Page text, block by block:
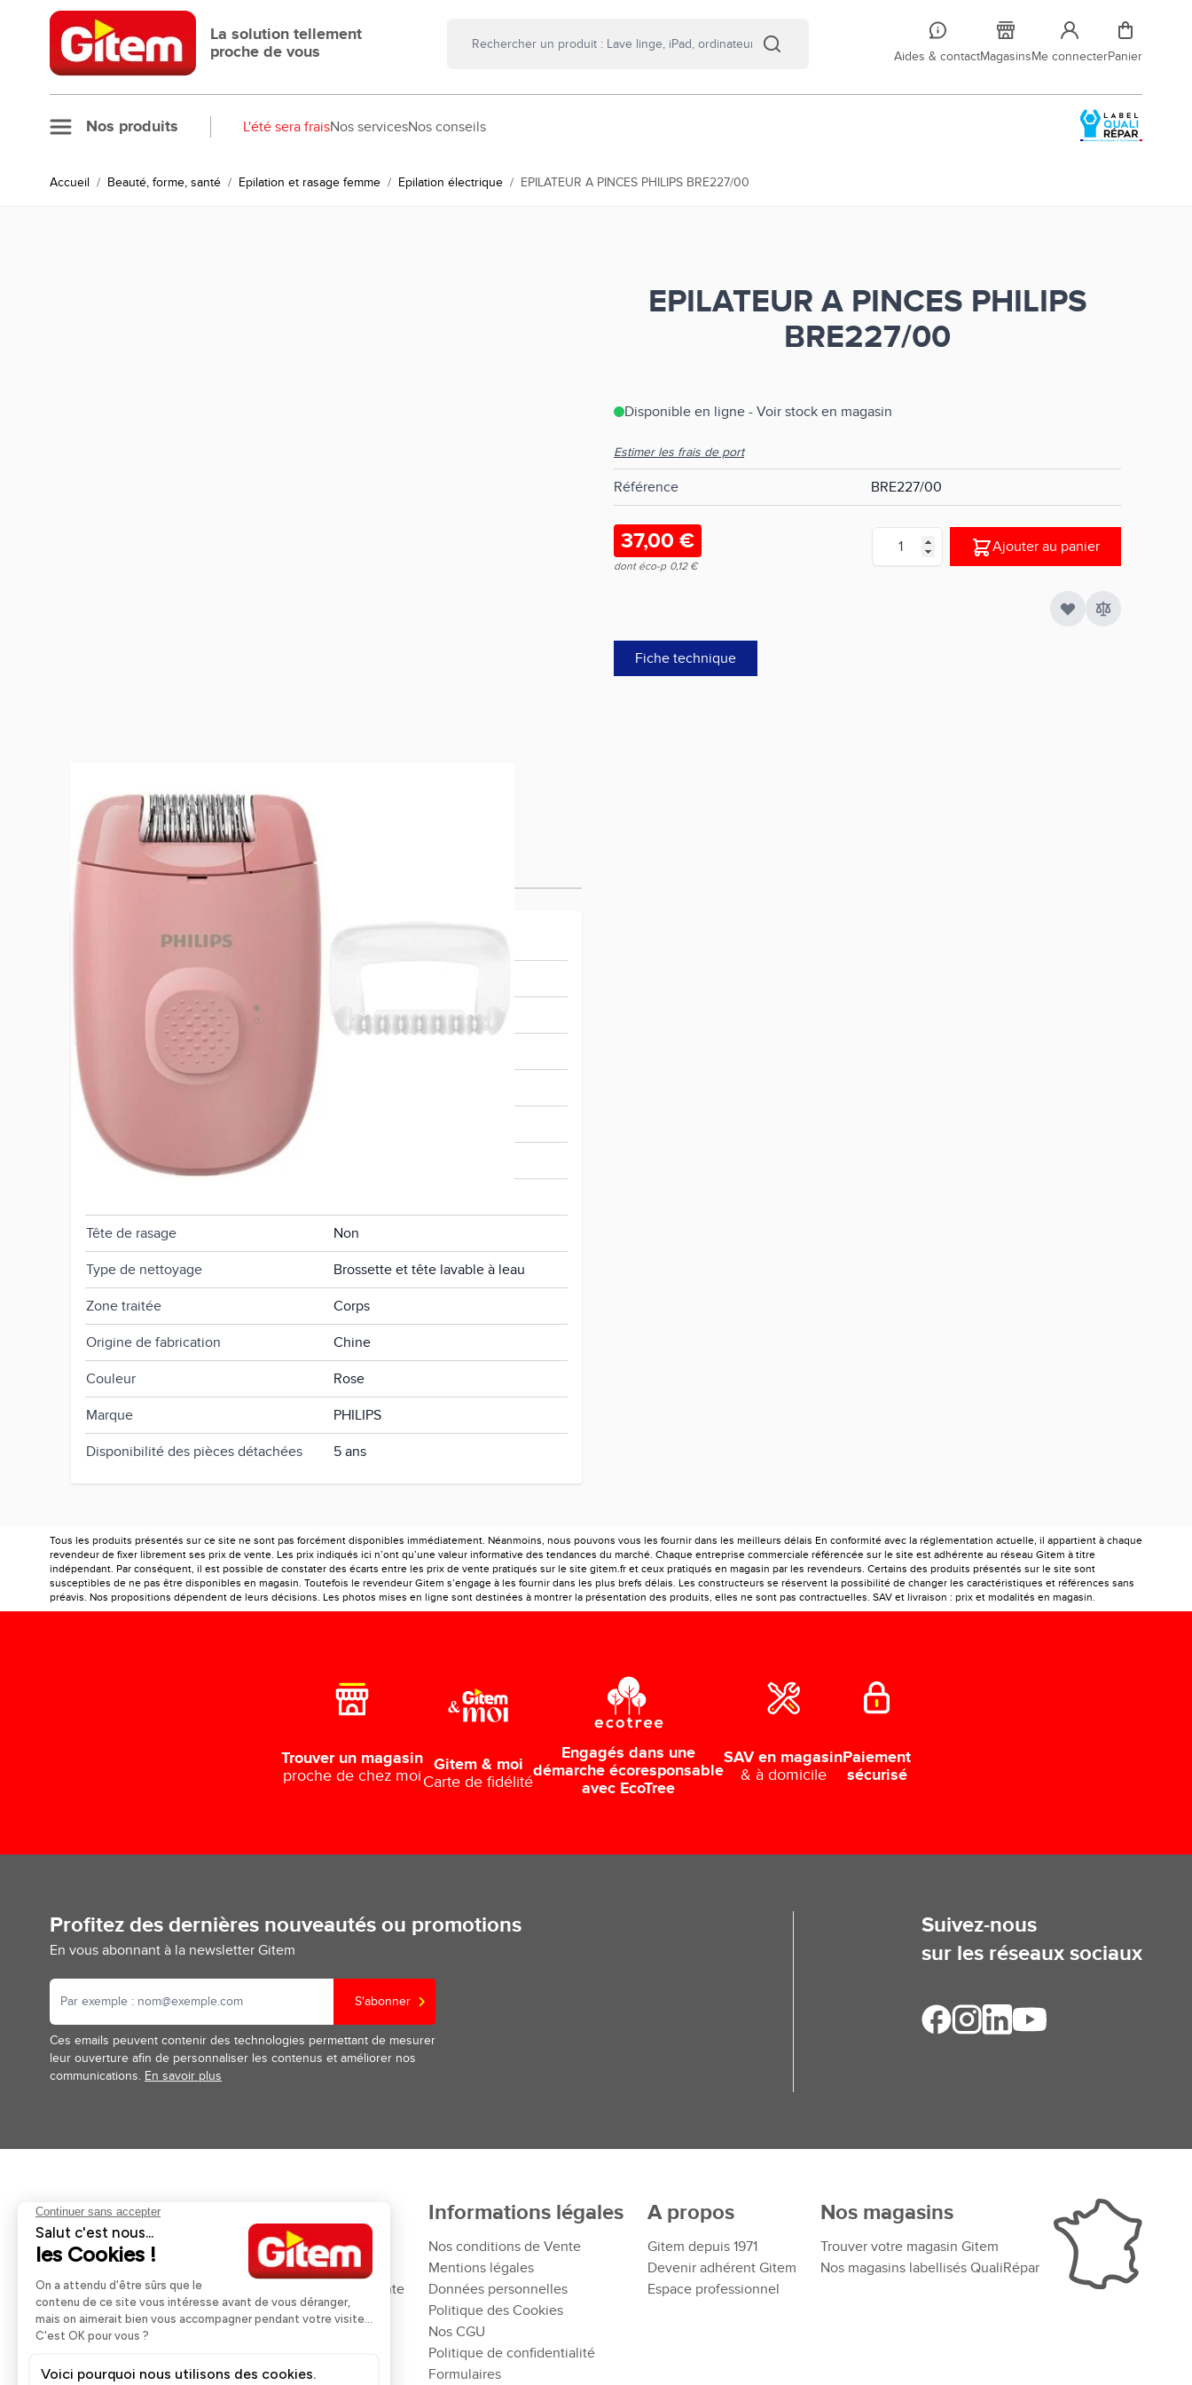
Allez au contenu
La solution tellement
proche de vous
Aides & contactMagasinsMe connecterPanier
Nos produits L'été sera fraisNos servicesNos conseils
Accueil / Beauté, forme, santé / Epilation et rasage femme / Epilation électrique / EPILATEUR A PINCES PHILIPS BRE227/00
EPILATEUR A PINCES PHILIPS
BRE227/00
Disponible en ligne - Voir stock en magasin
Estimer les frais de port
Référence BRE227/00
37,00 €
dont éco-p 0,12 €
Quantité
Ajouter au panier
Fiche technique
Plus d’information
Accessoire(s) tondeuse (sabot)
Alimentation
Series 2000
Nombre de pinces
Nombre de vitesses
Poids net du produit
Tête de rasage Non
Type de nettoyage Brossette et tête lavable à leau
Zone traitée Corps
Origine de fabrication Chine
Couleur Rose
Marque PHILIPS
Disponibilité des pièces détachées 5 ans
Tous les produits présentés sur ce site ne sont pas forcément disponibles immédiatement. Néanmoins, nous pouvons vous les fournir dans les meilleurs délais En conformité avec la réglementation actuelle, il appartient à chaque
revendeur de fixer librement ses prix de vente. Les prix indiqués ici n’ont qu’une valeur informative des tendances du marché. Chaque entreprise commerciale référencée sur le site est adhérente au réseau Gitem à titre
indépendant. Par conséquent, il est possible de constater des écarts entre les prix de vente pratiqués sur le site gitem.fr et ceux pratiqués en magasin par les revendeurs. Certains des produits présentés sur le site sont
susceptibles de ne pas être disponibles en magasin. Toutefois le revendeur Gitem s’engage à les fournir dans les plus brefs délais. Les constructeurs se réservent la possibilité de changer les caractéristiques et références sans
préavis. Nos propositions dépendent de leurs décisions. Les photos mises en ligne sont destinées à montrer la présentation des produits, elles ne sont pas contractuelles. SAV et livraison : prix et modalités en magasin.
Trouver un magasin
proche de chez moi
Gitem & moi
Carte de fidélité
Engagés dans une
démarche écoresponsable
avec EcoTree
SAV en magasin
& à domicile
Paiement
sécurisé
Profitez des dernières nouveautés ou promotions
En vous abonnant à la newsletter Gitem
S'abonner
Ces emails peuvent contenir des technologies permettant de mesurer
leur ouverture afin de personnaliser les contenus et améliorer nos
communications. En savoir plus
Suivez-nous
sur les réseaux sociaux
Aides et informations
Retour et remboursement
Nos guides d'achat
Livraison et retrait
Rappels Produits
Pose et services
Financement
Service Après Vente
Informations légales
Nos conditions de Vente
Mentions légales
Données personnelles
Politique des Cookies
Nos CGU
Politique de confidentialité
Formulaires
A propos
Gitem depuis 1971
Devenir adhérent Gitem
Espace professionnel
Nos magasins
Trouver votre magasin Gitem
Nos magasins labellisés QualiRépar